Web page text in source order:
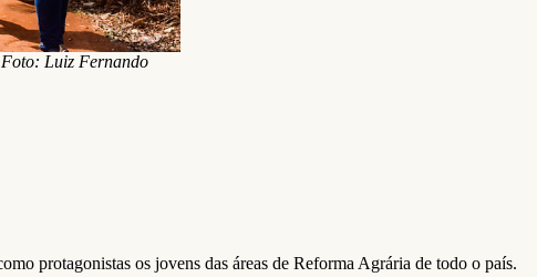
Luiz Fernando
protagonistas os jovens das áreas de Reforma Agrária de todo o país.